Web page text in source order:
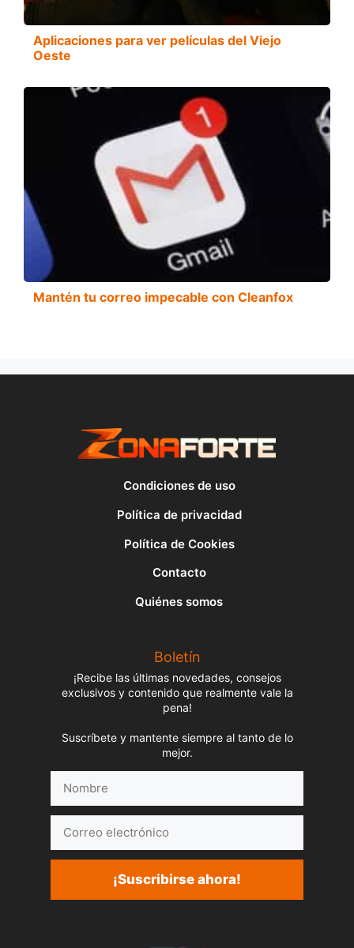
Aplicaciones para ver películas del Viejo
Oeste
Mantén tu correo impecable con Cleanfox
Condiciones de uso
Política de privacidad
Política de Cookies
Contacto
Quiénes somos
Boletín
¡Recibe las últimas novedades, consejos
exclusivos y contenido que realmente vale la
pena!
Suscríbete y mantente siempre al tanto de lo
mejor.
electrónico
¡Suscribirse ahora!